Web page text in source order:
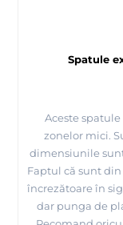
Spatule
Aceste
zonelor mici.
dimensiunile
Faptul că sunt
încrezătoare în
dar punga de